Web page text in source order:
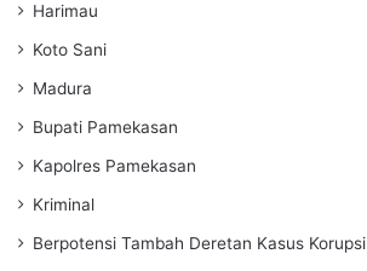
Harimau
Koto Sani
Madura
Bupati Pamekasan
Kapolres Pamekasan
Kriminal
Berpotensi Tambah Deretan Kasus Korupsi